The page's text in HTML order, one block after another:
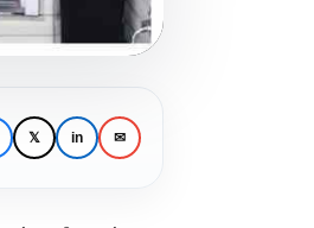
𝕏 in ✉